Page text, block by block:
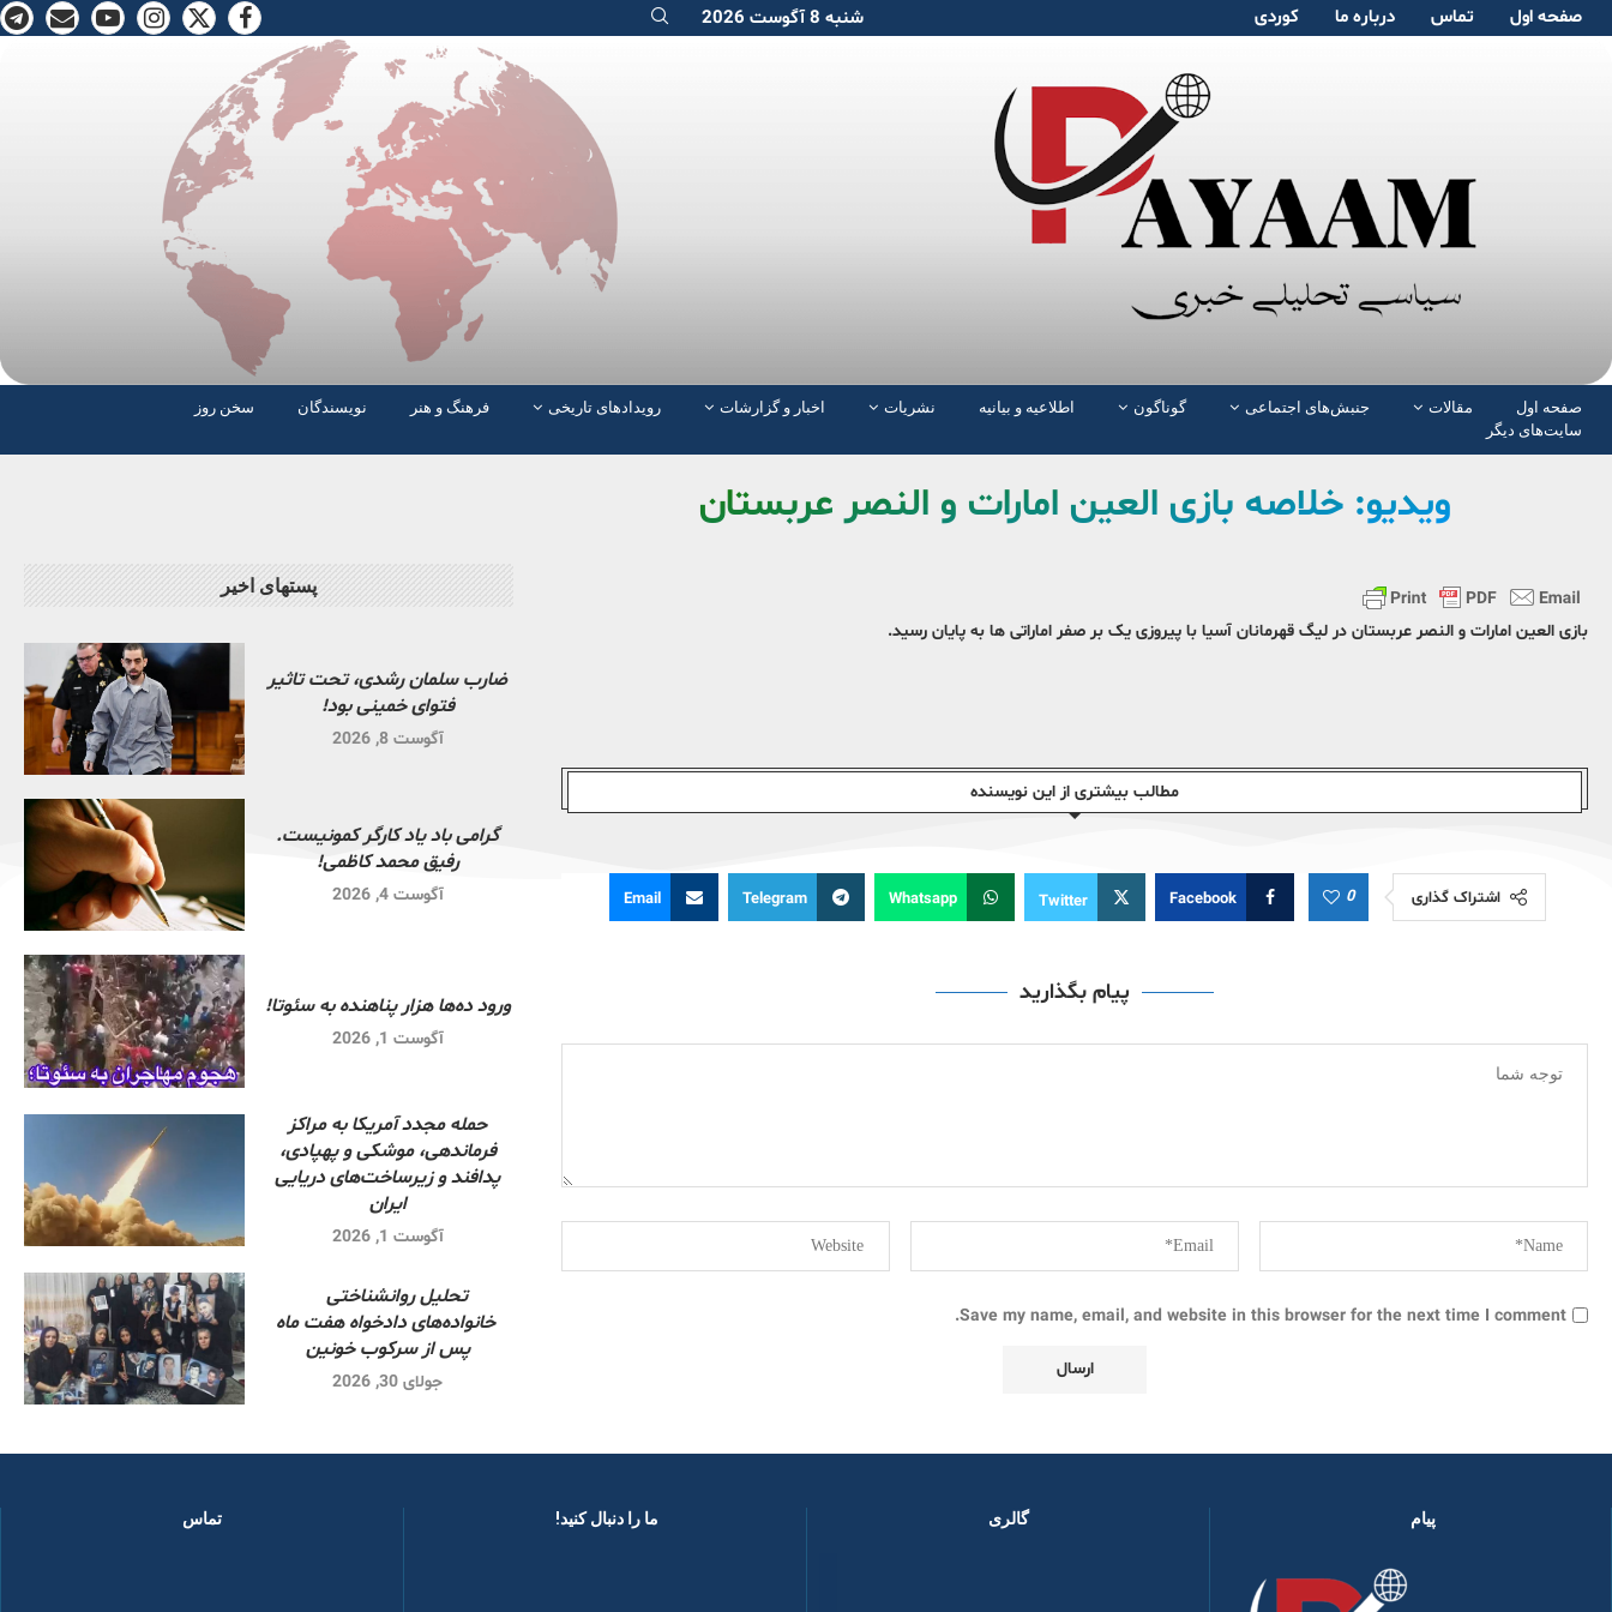
صفحە اول تماس دربارە ما کوردی شنبه 8 آگوست 2026
صفحە اول مقالات جنبش‌های اجتماعی گوناگون اطلاعیه و بیانیه نشریات اخبار و گزارشات رویدادهای تاریخی فرهنگ و هنر نویسندگان
سخن روز
سایت‌های دیگر
ویدیو: خلاصه بازی العین امارات و النصر عربستان
بازی العین امارات و النصر عربستان در لیگ قهرمانان آسیا با پیروزی یک بر صفر اماراتی ها به پایان رسید.
مطالب بیشتری از این نویسندە
اشتراک گذاری 0
Facebook
Twitter
Whatsapp
Telegram
Email
پیام بگذارید
Save my name, email, and website in this browser for the next time I comment.
پستهای اخیر
ضارب سلمان رشدی، تحت تاثیر
فتوای خمینی بود!
آگوست 8, 2026
گرامی باد یاد کارگر کمونیست.
رفیق محمد کاظمی!
آگوست 4, 2026
ورود ده‌ها هزار پناهنده به سئوتا!
آگوست 1, 2026
حمله مجدد آمریکا به مراکز
فرماندهی، موشکی و پهپادی،
پدافند و زیرساخت‌های دریایی
ایران
آگوست 1, 2026
تحلیل روانشناختی
خانواده‌های دادخواه هفت ماه
پس از سرکوب خونین
جولای 30, 2026
پیام گالری ما را دنبال کنید! ​ تماس